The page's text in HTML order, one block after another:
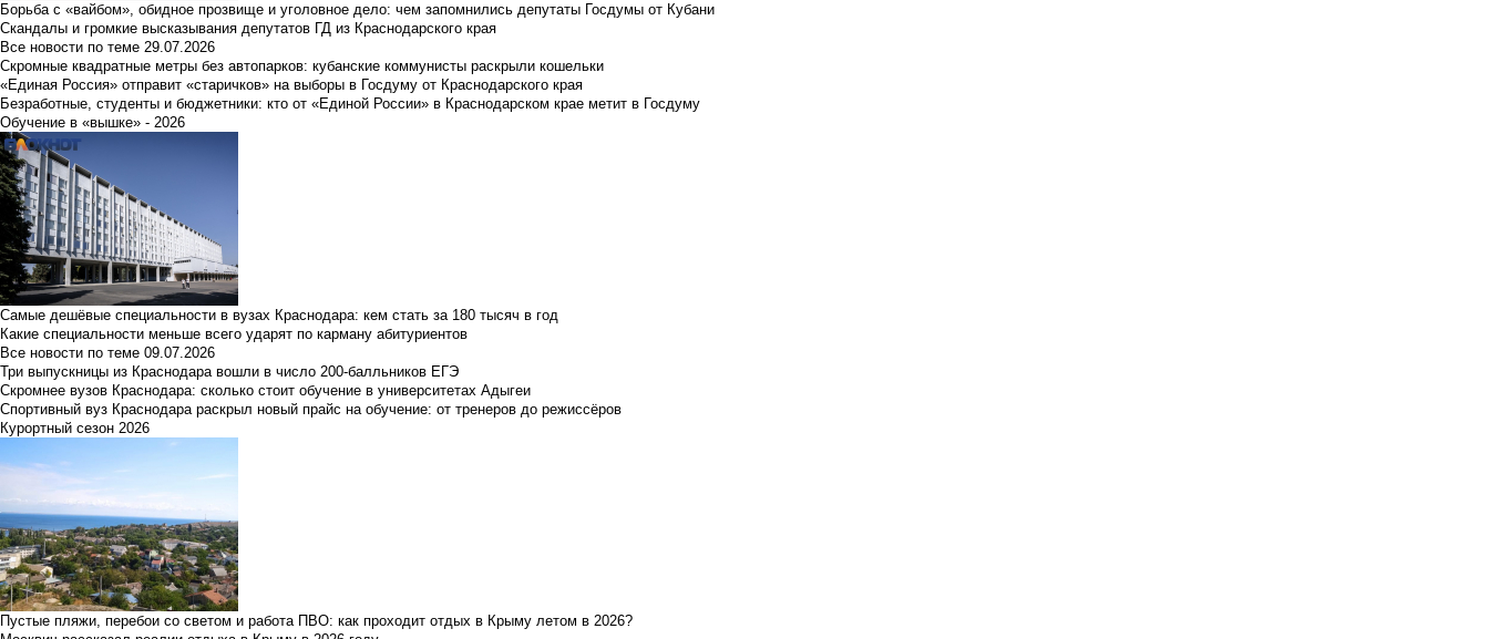
Борьба с «вайбом», обидное прозвище и уголовное дело: чем запомнились депутаты Госдумы от Кубани
Скандалы и громкие высказывания депутатов ГД из Краснодарского края
Все новости по теме 29.07.2026
Скромные квадратные метры без автопарков: кубанские коммунисты раскрыли кошельки
«Единая Россия» отправит «старичков» на выборы в Госдуму от Краснодарского края
Безработные, студенты и бюджетники: кто от «Единой России» в Краснодарском крае метит в Госдуму
Обучение в «вышке» - 2026
Самые дешёвые специальности в вузах Краснодара: кем стать за 180 тысяч в год
Какие специальности меньше всего ударят по карману абитуриентов
Все новости по теме 09.07.2026
Три выпускницы из Краснодара вошли в число 200-балльников ЕГЭ
Скромнее вузов Краснодара: сколько стоит обучение в университетах Адыгеи
Спортивный вуз Краснодара раскрыл новый прайс на обучение: от тренеров до режиссёров
Курортный сезон 2026
Пустые пляжи, перебои со светом и работа ПВО: как проходит отдых в Крыму летом в 2026?